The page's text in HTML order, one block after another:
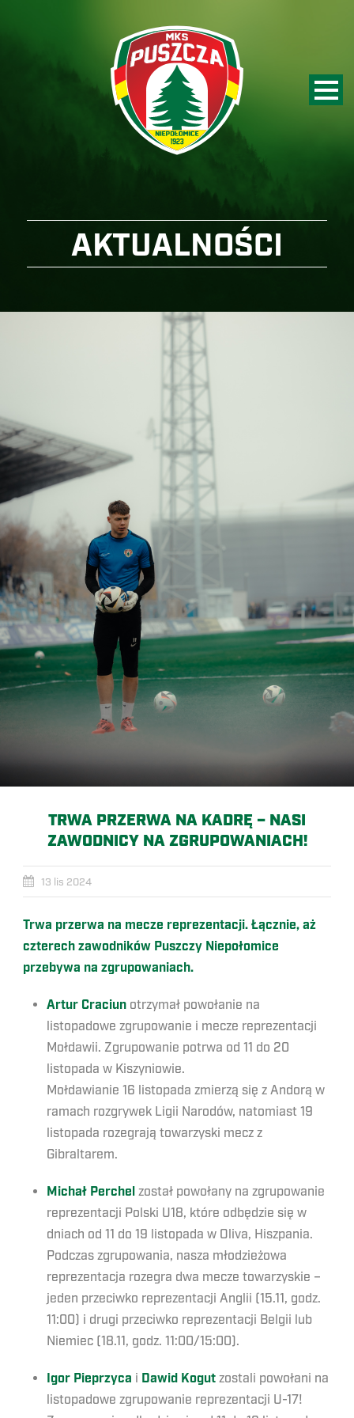
AKTUALNOŚCI
TRWA PRZERWA NA KADRĘ – NASI
ZAWODNICY NA ZGRUPOWANIACH!
13 lis 2024
Trwa przerwa na mecze reprezentacji. Łącznie, aż
czterech zawodników Puszczy Niepołomice
przebywa na zgrupowaniach.
Artur Craciun otrzymał powołanie na
listopadowe zgrupowanie i mecze reprezentacji
Mołdawii. Zgrupowanie potrwa od 11 do 20
listopada w Kiszyniowie.
Mołdawianie 16 listopada zmierzą się z Andorą w
ramach rozgrywek Ligii Narodów, natomiast 19
listopada rozegrają towarzyski mecz z
Gibraltarem.
Michał Perchel został powołany na zgrupowanie
reprezentacji Polski U18, które odbędzie się w
dniach od 11 do 19 listopada w Oliva, Hiszpania.
Podczas zgrupowania, nasza młodzieżowa
reprezentacja rozegra dwa mecze towarzyskie –
jeden przeciwko reprezentacji Anglii (15.11, godz.
11:00) i drugi przeciwko reprezentacji Belgii lub
Niemiec (18.11, godz. 11:00/15:00).
Igor Pieprzyca i Dawid Kogut zostali powołani na
listopadowe zgrupowanie reprezentacji U-17!